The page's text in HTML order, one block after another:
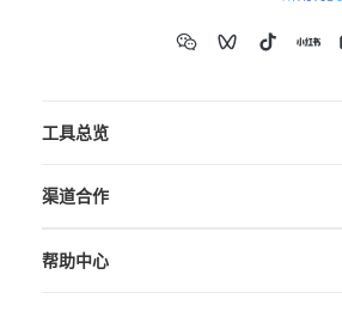
工具总览
渠道合作
帮助中心